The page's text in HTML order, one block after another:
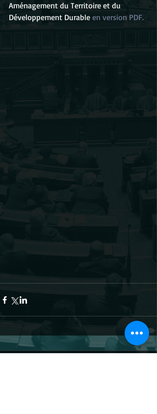
Aménagement du Territoire et du
Développement Durable en version PDF.